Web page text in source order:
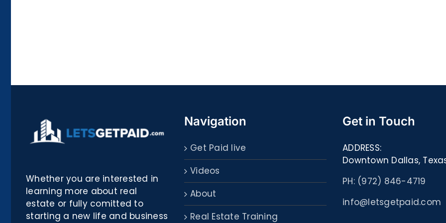
Biblioteca
PDF,
ed
Whether you are interested in
learning more about real
estate or fully comitted to
starting a new life and business
Navigation
Get Paid live
Videos
About
Real Estate Training
Get in Touch
ADDRESS:
Downtown Dallas,
PH: (972) 846-4719
info@letsgetpaid.com